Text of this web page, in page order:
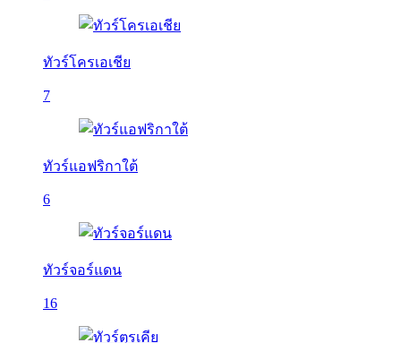
ทัวร์โครเอเชีย
7
ทัวร์แอฟริกาใต้
6
ทัวร์จอร์แดน
16